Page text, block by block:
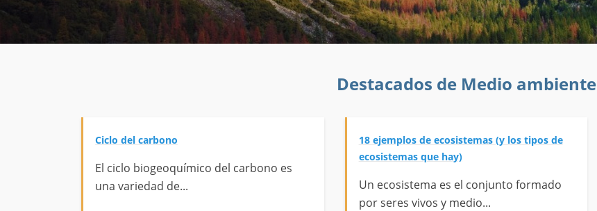
Destacados de Medio ambiente
Ciclo del carbono
El ciclo biogeoquímico del carbono es
una variedad de...
18 ejemplos de ecosistemas (y los tipos de
ecosistemas que hay)
Un ecosistema es el conjunto formado
por seres vivos y medio...